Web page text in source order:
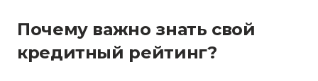
Почему важно знать свой
кредитный рейтинг?